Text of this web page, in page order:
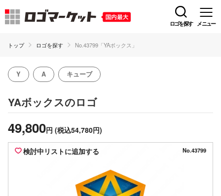
ロゴを探す メニュー
トップ ロゴを探す No.43799「YAボックス」
Y A キューブ
YAボックスのロゴ
49,800円 (税込54,780円)
検討中リストに追加する No.43799